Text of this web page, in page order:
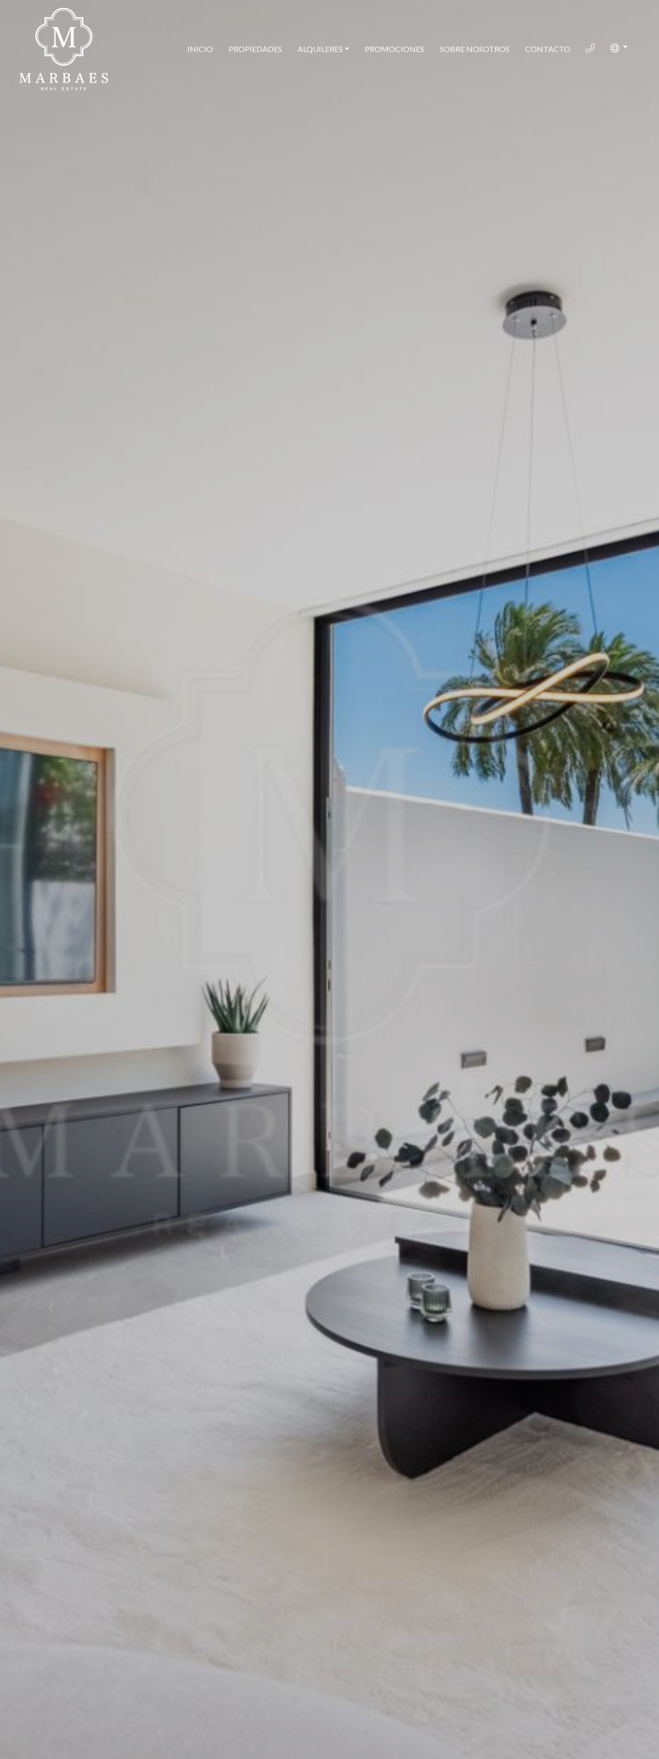
INICIO PROPIEDADES ALQUILERES PROMOCIONES SOBRE NOSOTROS CONTACTO